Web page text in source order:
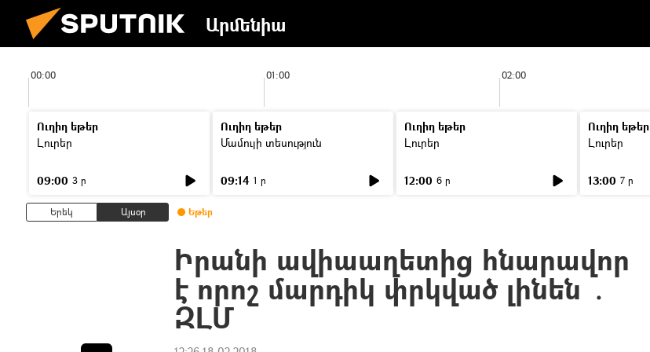
Արմենիա
00:00 01:00 02:00
Ուղիղ եթեր
Լուրեր
09:00 3 ր
Ուղիղ եթեր
Մամուլի տեսություն
09:14 1 ր
Ուղիղ եթեր
Լուրեր
12:00 6 ր
Ուղիղ եթեր
Լուրեր
13:00 7 ր
Երեկ Այսօր Եթեր
Իրանի ավիաաղետից հնարավոր
է որոշ մարդիկ փրկված լինեն ․
ԶԼՄ